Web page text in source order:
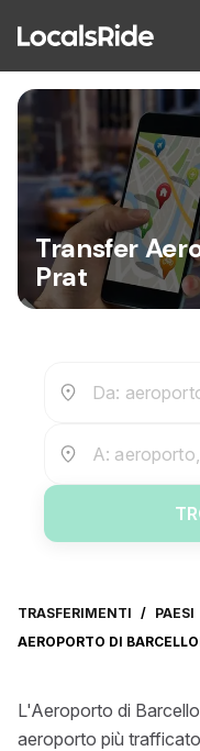
Transfer
Prat
Da:
A:
TRASFERIMENTI / PAESI
AEROPORTO DI
L'Aeroporto di
aeroporto più